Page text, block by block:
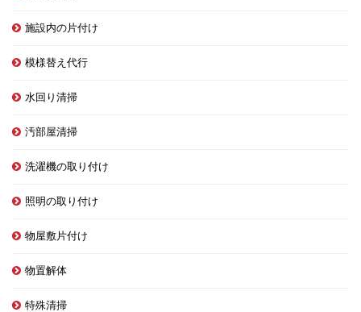
施設内の片付け
模様替え代行
水回り清掃
汚部屋清掃
洗濯機の取り付け
照明の取り付け
物屋敷片付け
物置解体
特殊清掃